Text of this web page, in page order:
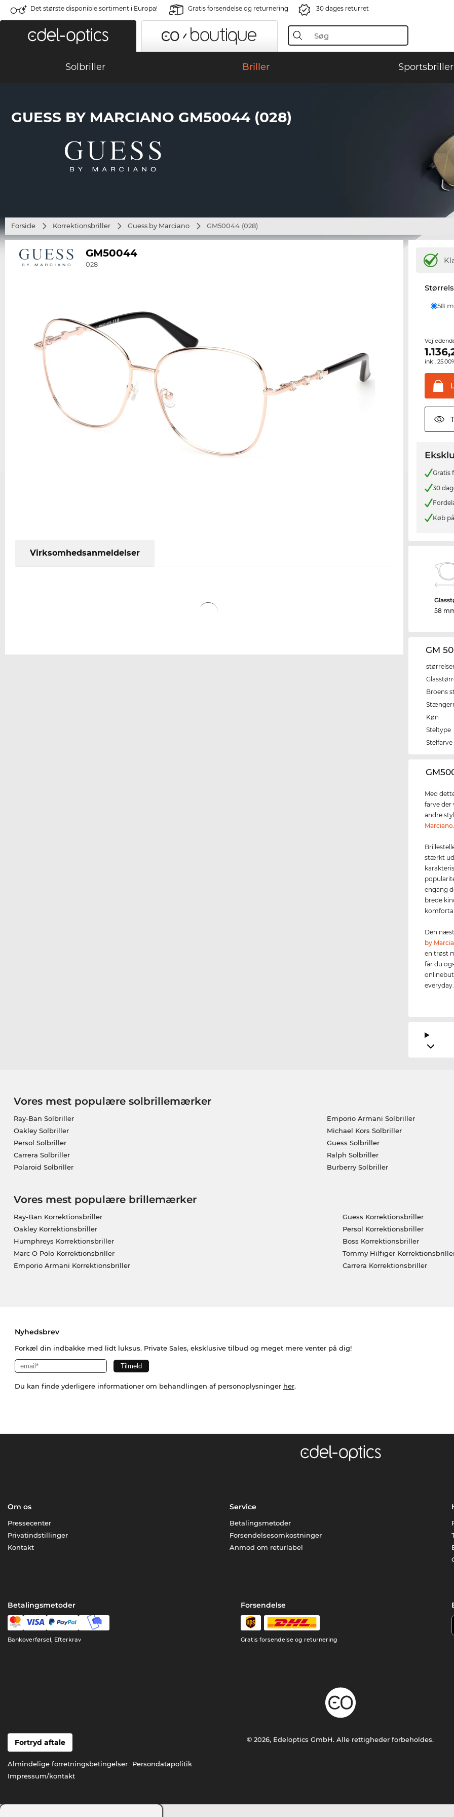
Det største disponible sortiment i Europa! Gratis forsendelse og returnering 30 dages returret
Solbriller Briller Sportsbriller
GUESS BY MARCIANO GM50044 (028)
Forside Korrektionsbriller Guess by Marciano GM50044 (028)
GM50044
028
Virksomhedsanmeldelser
58
inkl.
Gratis
30
Køb
58
GM
Broens
Køn
Steltype
Stelfarve
Med
farve der
andre
Marciano
stærkt
engang
brede
Den
by
en trøst
får du
everyday.
Vores mest populære solbrillemærker
Ray-Ban Solbriller
Oakley Solbriller
Persol Solbriller
Carrera Solbriller
Polaroid Solbriller
Emporio Armani Solbriller
Michael Kors Solbriller
Guess Solbriller
Ralph Solbriller
Burberry Solbriller
Vores mest populære brillemærker
Ray-Ban Korrektionsbriller
Oakley Korrektionsbriller
Humphreys Korrektionsbriller
Marc O Polo Korrektionsbriller
Emporio Armani Korrektionsbriller
Guess Korrektionsbriller
Persol Korrektionsbriller
Boss Korrektionsbriller
Tommy Hilfiger
Carrera Korrektionsbriller
Nyhedsbrev
Forkæl din indbakke med lidt luksus. Private Sales, eksklusive tilbud og meget mere venter på dig!
Du kan finde yderligere informationer om behandlingen af personoplysninger her.
Om os
Pressecenter
Privatindstillinger
Kontakt
Service
Betalingsmetoder
Forsendelsesomkostninger
Anmod om returlabel
Betalingsmetoder
Bankoverførsel, Efterkrav
Forsendelse
Gratis forsendelse og returnering
Fortryd aftale
Almindelige forretningsbetingelser
Persondatapolitik
Impressum/kontakt
© 2026, Edeloptics GmbH. Alle rettigheder forbeholdes.